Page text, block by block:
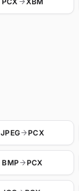
JPEG PCX
BMP PCX